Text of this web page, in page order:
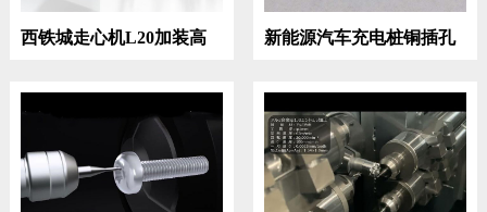
西铁城走心机L20加装高
新能源汽车充电桩铜插孔